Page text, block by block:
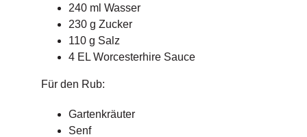
240 ml Wasser
230 g Zucker
110 g Salz
4 EL Worcesterhire Sauce
Für den Rub:
Gartenkräuter
Senf